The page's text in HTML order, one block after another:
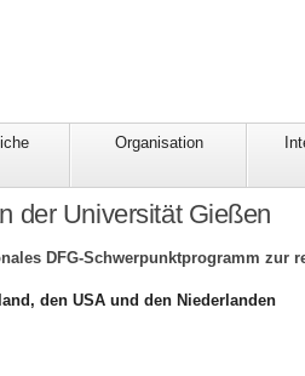
Organisation
der Universität Gießen
DFG-Schwerpunktprogramm zur
den USA und den Niederlanden